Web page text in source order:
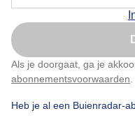
Als je doorgaat, ga je
abonnementsvoorwaarden
Heb je al een Buienradar-
Door: public Gemaakt: 12-
Nu
Klik hier